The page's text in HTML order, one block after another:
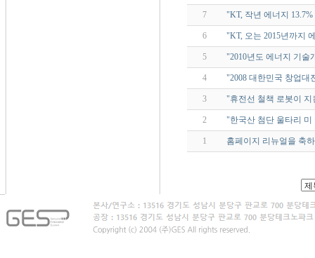
7 "KT, 작년 에너지
6 "KT, 오는 2015년까지
5 "2010년도 에너지 기
4 "2008 대한민국 창업
3 "휴전선 철책 로봇이 지
2 "한국산 첨단 울타리 미
1 홈페이지 리뉴얼을 축